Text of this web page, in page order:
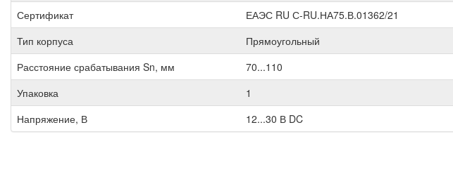
Сертификат
ЕАЭС RU С-RU.НА75.В.01362/21
Тип корпуса
Прямоугольный
Расстояние срабатывания Sn, мм
70...110
Упаковка
1
Напряжение, В
12...30 В DC